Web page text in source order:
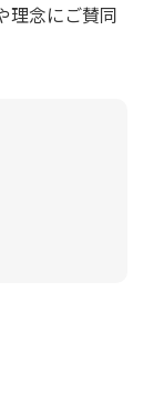
理念にご賛同